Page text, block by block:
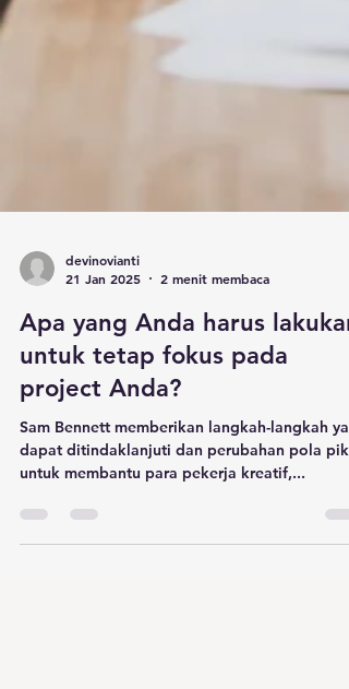
devinovianti
21 Jan 2025
2 menit membaca
Apa yang Anda harus lakukan
untuk tetap fokus pada
project Anda?
Sam Bennett memberikan langkah-langkah